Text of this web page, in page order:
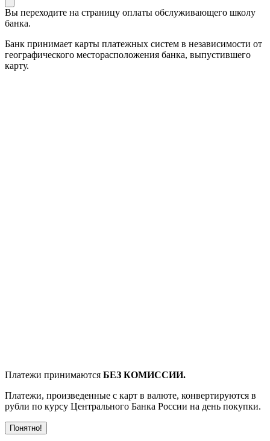
Вы переходите на страницу оплаты обслуживающего школу
банка.
Банк принимает карты платежных систем в независимости от
географического месторасположения банка, выпустившего
карту.
Платежи принимаются БЕЗ КОМИССИИ.
Платежи, произведенные с карт в валюте, конвертируются в
рубли по курсу Центрального Банка России на день покупки.